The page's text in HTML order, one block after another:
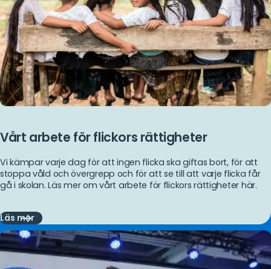
Vårt arbete för flickors rättigheter
Vi kämpar varje dag för att ingen flicka ska giftas bort, för att
stoppa våld och övergrepp och för att se till att varje flicka får
gå i skolan. Läs mer om vårt arbete för flickors rättigheter här.
Läs mer Läs
mer